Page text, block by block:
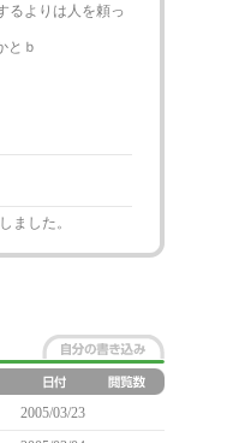
るよりは人を頼っ
とｂ
ました。
2005/03/23